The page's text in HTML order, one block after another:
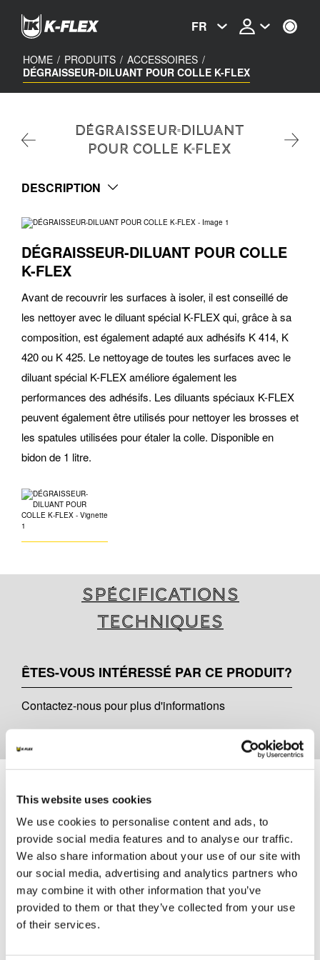
This website uses cookies
We use cookies to personalise content and ads, to
provide social media features and to analyse our traffic.
We also share information about your use of our site with
our social media, advertising and analytics partners who
may combine it with other information that you’ve
provided to them or that they’ve collected from your use
of their services.
content
FR
HOME / PRODUITS / ACCESSOIRES /
DÉGRAISSEUR-DILUANT POUR COLLE K-FLEX
DÉGRAISSEUR-DILUANT
POUR COLLE K-FLEX
DESCRIPTION
DÉGRAISSEUR-DILUANT POUR COLLE
K-FLEX
Avant de recouvrir les surfaces à isoler, il est conseillé de
les nettoyer avec le diluant spécial K-FLEX qui, grâce à sa
composition, est également adapté aux adhésifs K 414, K
420 ou K 425. Le nettoyage de toutes les surfaces avec le
diluant spécial K-FLEX améliore également les
performances des adhésifs. Les diluants spéciaux K-FLEX
peuvent également être utilisés pour nettoyer les brosses et
les spatules utilisées pour étaler la colle. Disponible en
bidon de 1 litre.
Spécifications
techniques
ÊTES-VOUS INTÉRESSÉ PAR CE PRODUIT?
Contactez-nous pour plus d'informations
Documents
MARKETING
K-FLEX TARIF 2026
ACCESSOIRES CATALOGUE 2026
MSDS
K-FLEX DILUANT